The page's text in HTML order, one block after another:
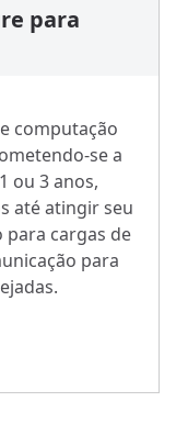
para
computação
se a
ou 3 anos,
até atingir seu
cargas de
para